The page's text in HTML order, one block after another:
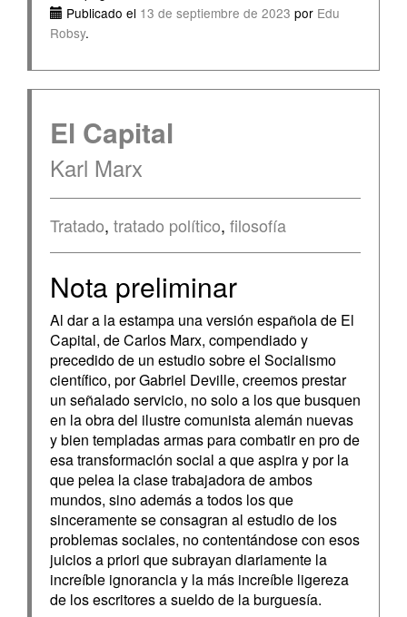
Publicado el 13 de septiembre de 2023 por Edu
Robsy.
El Capital
Karl Marx
Tratado, tratado político, filosofía
Nota preliminar
Al dar a la estampa una versión española de El
Capital, de Carlos Marx, compendiado y
precedido de un estudio sobre el Socialismo
científico, por Gabriel Deville, creemos prestar
un señalado servicio, no solo a los que busquen
en la obra del ilustre comunista alemán nuevas
y bien templadas armas para combatir en pro de
esa transformación social a que aspira y por la
que pelea la clase trabajadora de ambos
mundos, sino además a todos los que
sinceramente se consagran al estudio de los
problemas sociales, no contentándose con esos
juicios a priori que subrayan diariamente la
increíble ignorancia y la más increíble ligereza
de los escritores a sueldo de la burguesía.